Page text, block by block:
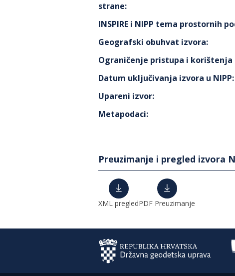
strane:
INSPIRE i NIPP tema prostornih
Geografski obuhvat izvora:
Ograničenje pristupa i korištenja
Datum uključivanja izvora u NIPP:
Upareni izvor:
Metapodaci:
Preuzimanje i pregled izvora
XML pregledPDF Preuzimanje